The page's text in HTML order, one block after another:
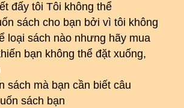
đấy tôi Tôi không thể
sách cho bạn bởi vì tôi không
loại sách nào nhưng hãy mua
bạn không thể đặt xuống,
sách mà bạn cần biết câu
sách bạn